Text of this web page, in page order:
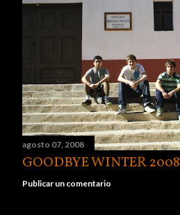
agosto 07, 2008
GOODBYE WINTER 2008
Publicar un comentario